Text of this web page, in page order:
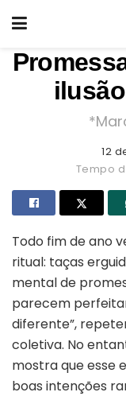
12
Tempo
Todo fim de ano
ritual: taças
mental de
parecem
diferente”,
coletiva. No
mostra que esse
boas intenções